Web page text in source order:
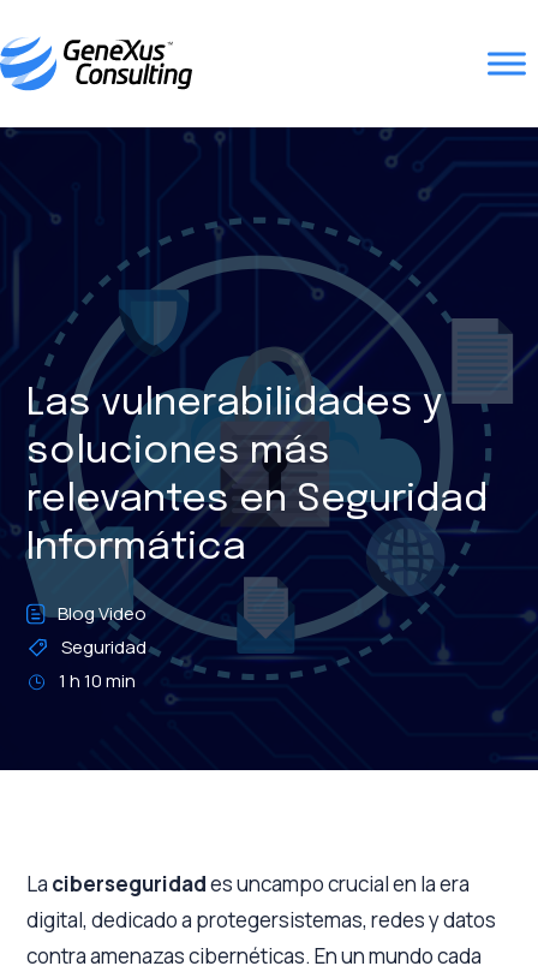
Las vulnerabilidades y
soluciones más
relevantes en Seguridad
Informática
Blog Video
Seguridad
1 h 10 min
La ciberseguridades uncampo crucial en la era
digital, dedicado a protegersistemas, redes y datos
contra amenazas cibernéticas. En un mundo cada